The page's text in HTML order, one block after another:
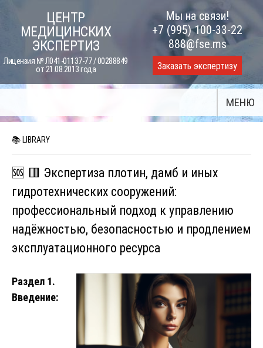
content
ЦЕНТР
МЕДИЦИНСКИХ
ЭКСПЕРТИЗ
Лицензия № Л041-01137-77 / 00288849
от 21.08.2013 года
Мы на связи!
+7 (995) 100-33-22
888@fse.ms
Заказать экспертизу
МЕНЮ
📚 LIBRARY
🆘 🟥 Экспертиза плотин, дамб и иных
гидротехнических сооружений:
профессиональный подход к управлению
надёжностью, безопасностью и продлением
эксплуатационного ресурса
Раздел 1.
Введение: